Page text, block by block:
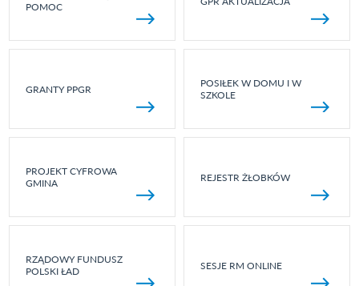
POMOC
GRANTY PPGR
POSIŁEK W DOMU I W
SZKOLE
PROJEKT CYFROWA
GMINA
REJESTR ŻŁOBKÓW
RZĄDOWY FUNDUSZ
POLSKI ŁAD
SESJE RM ONLINE